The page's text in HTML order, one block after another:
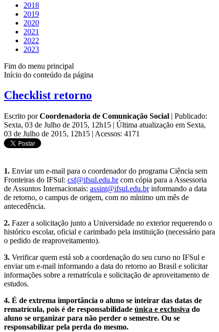
2018
2019
2020
2021
2022
2023
Fim do menu principal
Início do conteúdo da página
Checklist retorno
Escrito porCoordenadoria de Comunicação Social | Publicado:
Sexta, 03 de Julho de 2015, 12h15 | Última atualização em Sexta,
03 de Julho de 2015, 12h15 | Acessos: 4171
1. Enviar um e-mail para o coordenador do programa Ciência sem
Fronteiras do IFSul: csf@ifsul.edu.brcom cópia para a Assessoria
de Assuntos Internacionais: assint@ifsul.edu.brinformando a data
de retorno, o campus de origem, com no mínimo um mês de
antecedência.
2. Fazer a solicitação junto a Universidade no exterior requerendo o
histórico escolar, oficial e carimbado pela instituição (necessário para
o pedido de reaproveitamento).
3. Verificar quem está sob a coordenação do seu curso no IFSul e
enviar um e-mail informando a data do retorno ao Brasil e solicitar
informações sobre a rematrícula e solicitação de aproveitamento de
estudos.
4. É de extrema importância o aluno se inteirar das datas de
rematrícula, pois é de responsabilidade única e exclusiva do
aluno se organizar para não perder o semestre. Ou se
responsabilizar pela perda do mesmo.